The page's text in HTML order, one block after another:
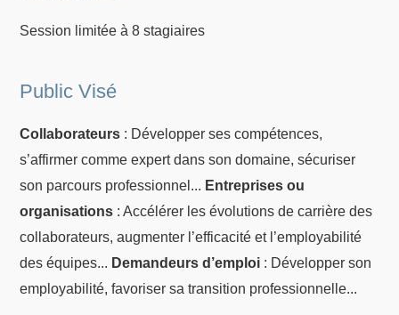
Session limitée à 8 stagiaires
Public Visé
Collaborateurs : Développer ses compétences,
s’affirmer comme expert dans son domaine, sécuriser
son parcours professionnel... Entreprises ou
organisations : Accélérer les évolutions de carrière des
collaborateurs, augmenter l’efficacité et l’employabilité
des équipes... Demandeurs d’emploi : Développer son
employabilité, favoriser sa transition professionnelle...